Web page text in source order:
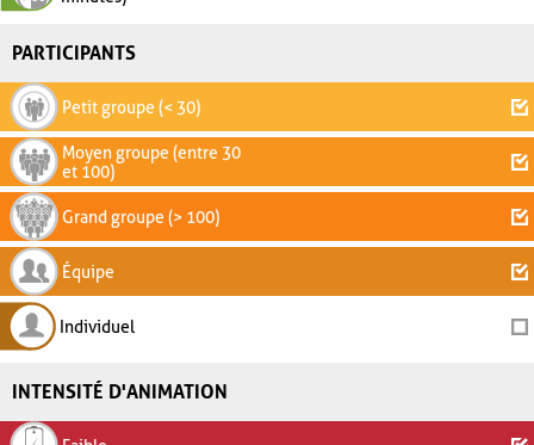
PARTICIPANTS
Petit groupe (< 30)
Moyen groupe (entre 30
et 100)
Grand groupe (> 100)
Équipe
Individuel
INTENSITÉ D'ANIMATION